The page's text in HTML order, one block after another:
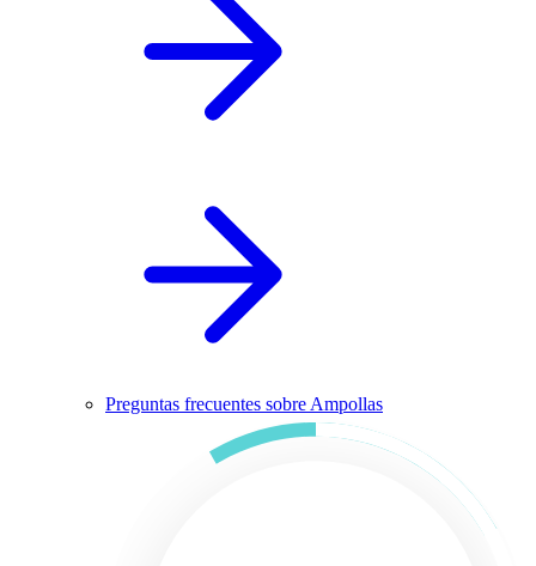
Preguntas frecuentes sobre Ampollas